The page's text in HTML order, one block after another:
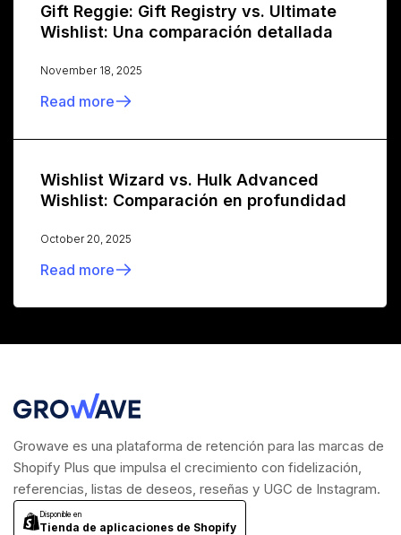
Gift Reggie: Gift Registry vs. Ultimate
Wishlist: Una comparación detallada
November 18, 2025
Read more
Wishlist Wizard vs. Hulk Advanced
Wishlist: Comparación en profundidad
October 20, 2025
Read more
Growave es una plataforma de retención para las marcas de
Shopify Plus que impulsa el crecimiento con fidelización,
referencias, listas de deseos, reseñas y UGC de Instagram.
Disponible en
Tienda de aplicaciones de Shopify